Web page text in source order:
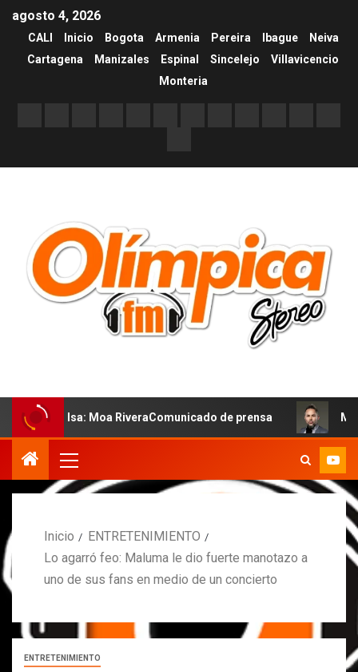
agosto 4, 2026
CALI Inicio Bogota Armenia Pereira Ibague
Neiva
Cartagena
Manizales Espinal Sincelejo
Villavicencio
Monteria
Moa RiveraComunicado de prensa MARCOS
Inicio
ENTRETENIMIENTO
Lo agarró feo: Maluma le dio fuerte manotazo a
uno de sus fans en medio de un concierto
ENTRETENIMIENTO